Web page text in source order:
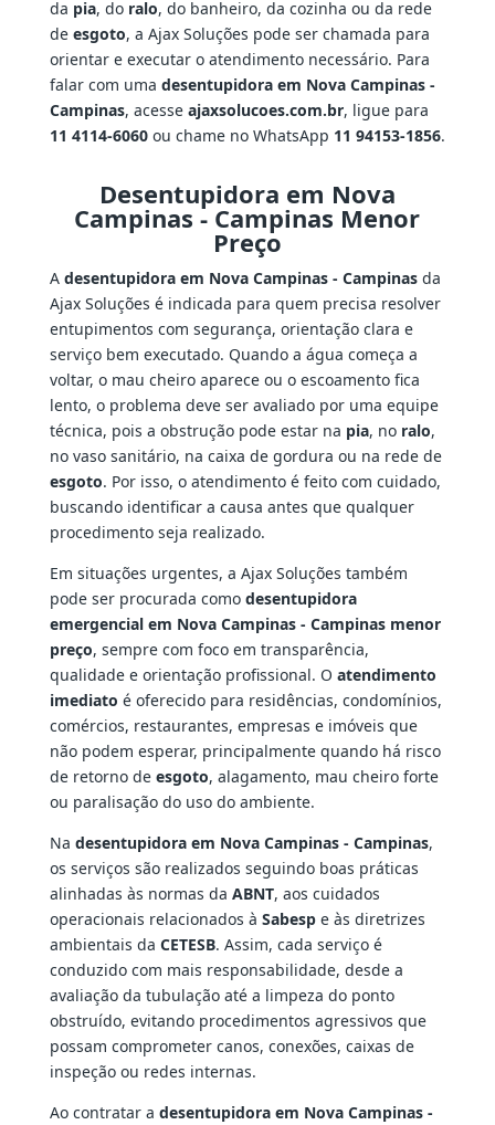
da pia, do ralo, do banheiro, da cozinha ou da rede
de esgoto, a Ajax Soluções pode ser chamada para
orientar e executar o atendimento necessário. Para
falar com uma desentupidora em Nova Campinas -
Campinas, acesse ajaxsolucoes.com.br, ligue para
11 4114-6060ou chame no WhatsApp 11 94153-1856.
Desentupidora em Nova
Campinas - Campinas Menor
Preço
A desentupidora em Nova Campinas - Campinasda
Ajax Soluções é indicada para quem precisa resolver
entupimentos com segurança, orientação clara e
serviço bem executado. Quando a água começa a
voltar, o mau cheiro aparece ou o escoamento fica
lento, o problema deve ser avaliado por uma equipe
técnica, pois a obstrução pode estar na pia, no ralo,
no vaso sanitário, na caixa de gordura ou na rede de
esgoto. Por isso, o atendimento é feito com cuidado,
buscando identificar a causa antes que qualquer
procedimento seja realizado.
Em situações urgentes, a Ajax Soluções também
pode ser procurada como desentupidora
emergencial em Nova Campinas - Campinas menor
preço, sempre com foco em transparência,
qualidade e orientação profissional. O atendimento
imediato é oferecido para residências, condomínios,
comércios, restaurantes, empresas e imóveis que
não podem esperar, principalmente quando há risco
de retorno de esgoto, alagamento, mau cheiro forte
ou paralisação do uso do ambiente.
Na desentupidora em Nova Campinas - Campinas,
os serviços são realizados seguindo boas práticas
alinhadas às normas da ABNT, aos cuidados
operacionais relacionados à Sabespe às diretrizes
ambientais da CETESB. Assim, cada serviço é
conduzido com mais responsabilidade, desde a
avaliação da tubulação até a limpeza do ponto
obstruído, evitando procedimentos agressivos que
possam comprometer canos, conexões, caixas de
inspeção ou redes internas.
Ao contratar a desentupidora em Nova Campinas -